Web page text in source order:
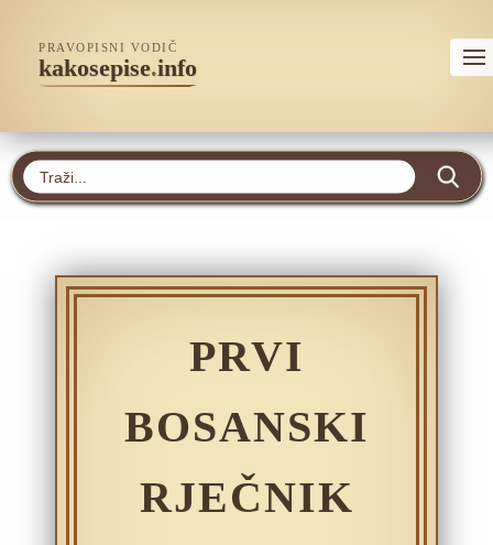
PRAVOPISNI VODIČ
kakosepise.info
PRVI
BOSANSKI
RJEČNIK